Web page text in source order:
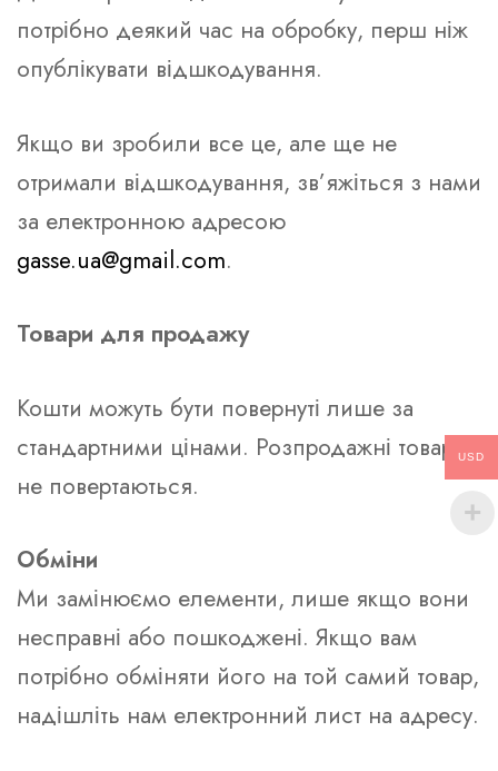
потрібно деякий час на обробку, перш ніж
опублікувати відшкодування.
Якщо ви зробили все це, але ще не
отримали відшкодування, зв’яжіться з нами
за електронною адресою
gasse.ua@gmail.com.
Товари для продажу
Кошти можуть бути повернуті лише за
стандартними цінами. Розпродажні товари
не повертаються.
Обміни
Ми замінюємо елементи, лише якщо вони
несправні або пошкоджені. Якщо вам
потрібно обміняти його на той самий товар,
надішліть нам електронний лист на адресу.
USD